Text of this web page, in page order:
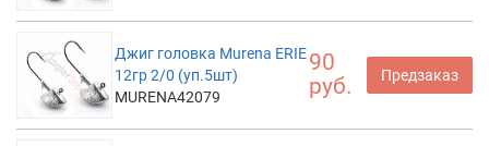
Джиг головка Murena ERIE
12гр 2/0 (уп.5шт)
MURENA42079
90
руб.
Предзаказ